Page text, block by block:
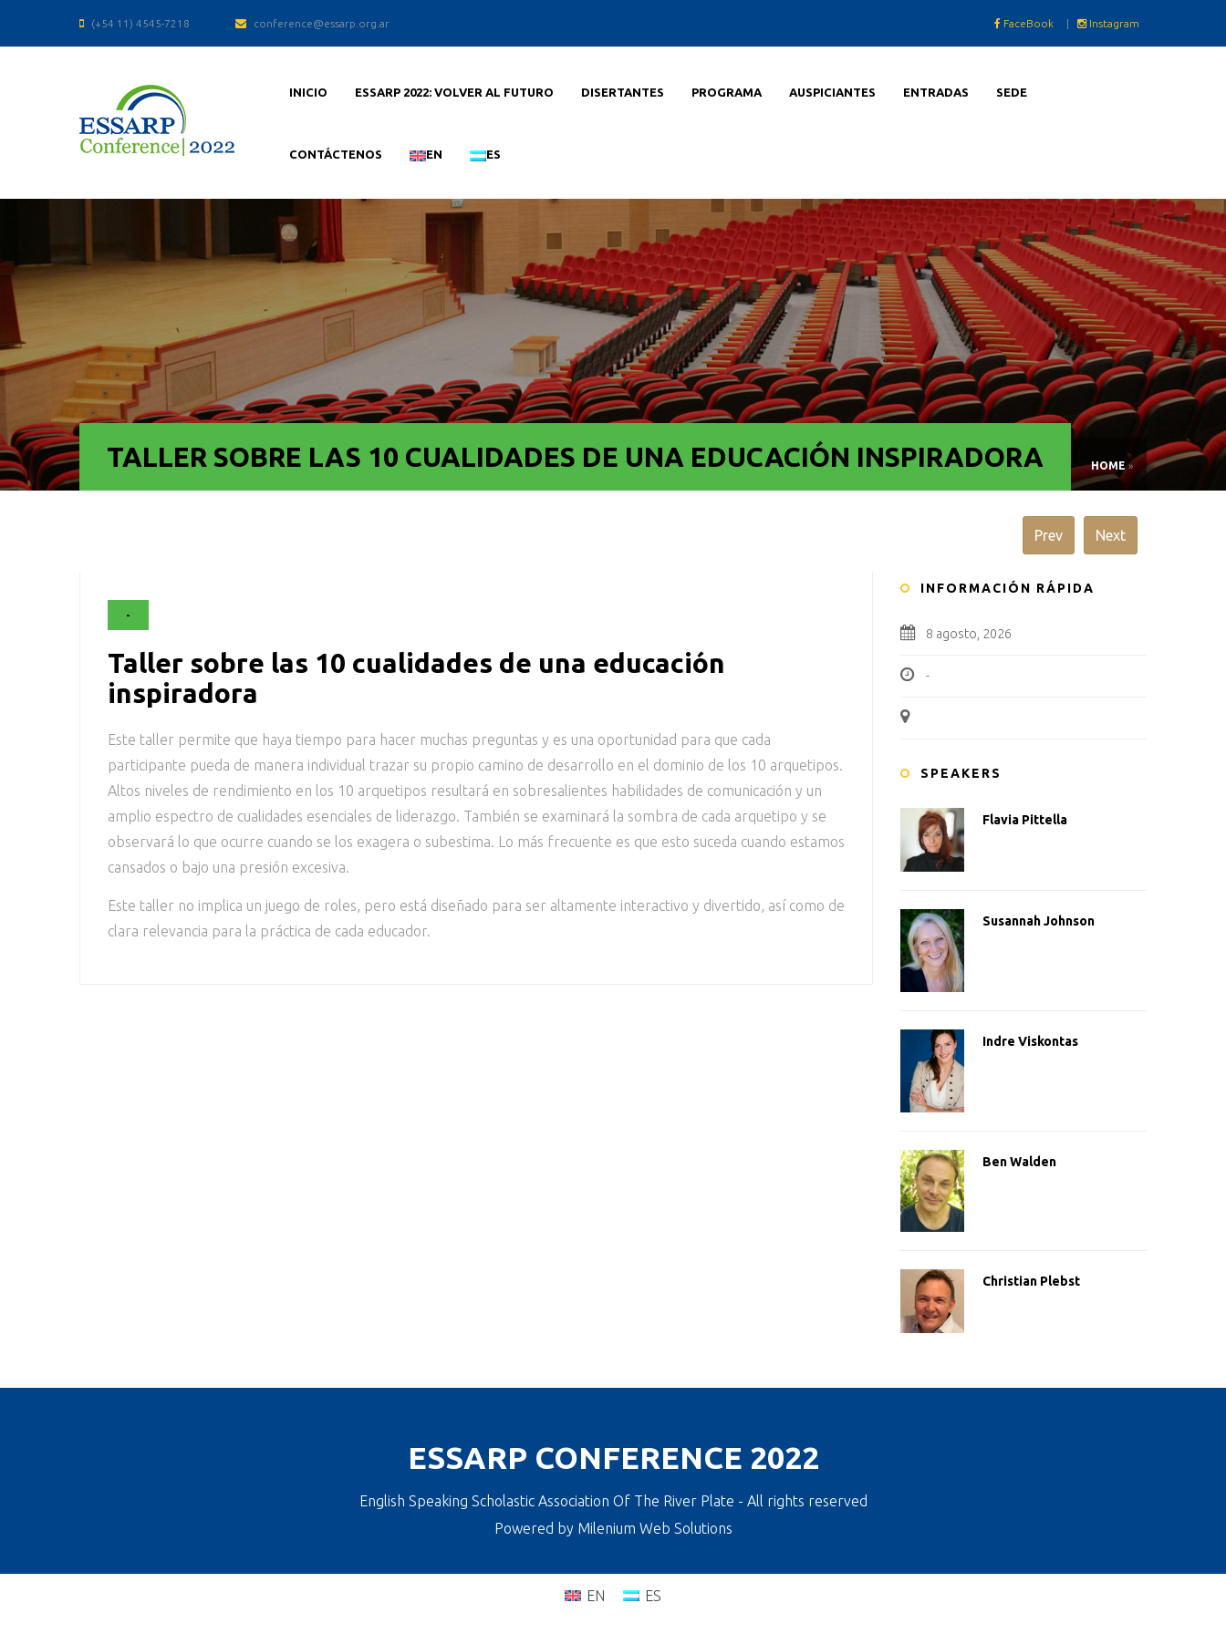
(+54 11) 4545-7218 conference@essarp.org.ar FaceBook | Instagram
INICIO ESSARP 2022: VOLVER AL FUTURO DISERTANTES PROGRAMA AUSPICIANTES ENTRADAS SEDE
CONTÁCTENOS EN ES
TALLER SOBRE LAS 10 CUALIDADES DE UNA EDUCACIÓN INSPIRADORA HOME»
Prev Next
-
Taller sobre las 10 cualidades de una educación
inspiradora
Este taller permite que haya tiempo para hacer muchas preguntas y es una oportunidad para que cada
participante pueda de manera individual trazar su propio camino de desarrollo en el dominio de los 10 arquetipos.
Altos niveles de rendimiento en los 10 arquetipos resultará en sobresalientes habilidades de comunicación y un
amplio espectro de cualidades esenciales de liderazgo. También se examinará la sombra de cada arquetipo y se
observará lo que ocurre cuando se los exagera o subestima. Lo más frecuente es que esto suceda cuando estamos
cansados o bajo una presión excesiva.
Este taller no implica un juego de roles, pero está diseñado para ser altamente interactivo y divertido, así como de
clara relevancia para la práctica de cada educador.
INFORMACIÓN RÁPIDA
8 agosto, 2026
-
SPEAKERS
Flavia Pittella
Susannah Johnson
Indre Viskontas
Ben Walden
Christian Plebst
ESSARP CONFERENCE 2022
English Speaking Scholastic Association Of The River Plate - All rights reserved
Powered by Milenium Web Solutions
EN ES